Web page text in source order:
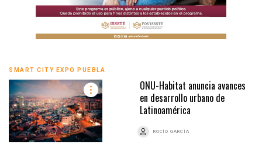
SMART CITY EXPO PUEBLA
ONU-Habitat anuncia avances
en desarrollo urbano de
Latinoamérica
ROCÍO GARCÍA